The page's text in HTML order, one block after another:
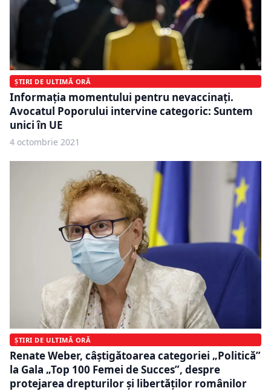
ȘTIRI DE ULTIMĂ ORĂ
Informația momentului pentru nevaccinați.
Avocatul Poporului intervine categoric: Suntem
unici în UE
4 octombrie 2021
ȘTIRI DE ULTIMĂ ORĂ
Renate Weber, câștigătoarea categoriei „Politică”
la Gala „Top 100 Femei de Succes”, despre
protejarea drepturilor și libertăților românilor